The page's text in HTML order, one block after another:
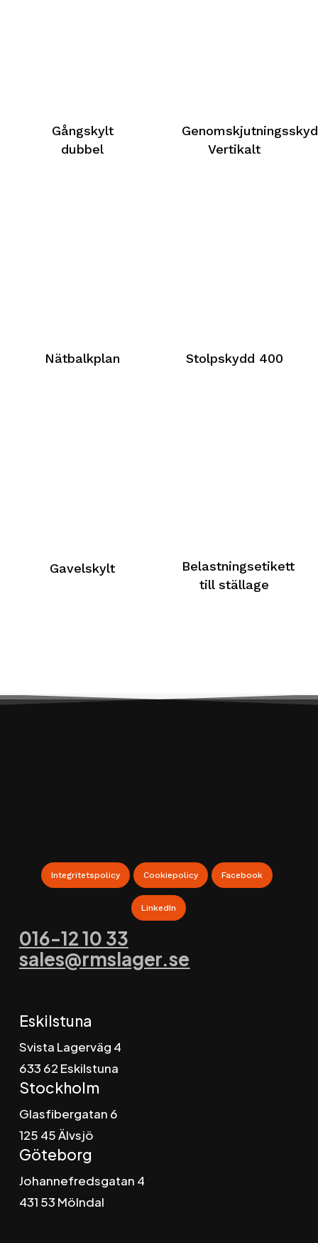
Gångskylt
dubbel
Vertikalt
Nätbalkplan Stolpskydd 400
Gavelskylt
Belastningsetikett
till ställage
Webbshop för Lagerinredningar
Integritetspolicy Cookiepolicy Facebook
LinkedIn
016-12 10 33
sales@rmslager.se
Eskilstuna
Svista Lagerväg 4
633 62 Eskilstuna
Stockholm
Glasfibergatan 6
125 45 Älvsjö
Göteborg
Johannefredsgatan 4
431 53 Mölndal